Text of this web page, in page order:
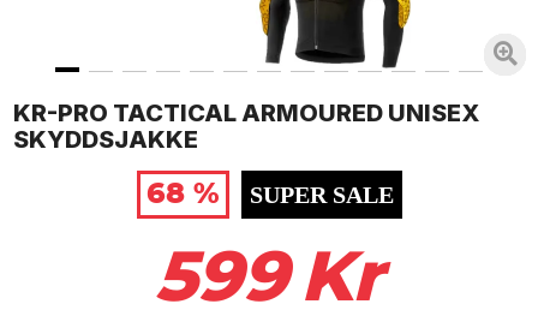
KR-PRO TACTICAL ARMOURED UNISEX
SKYDDSJAKKE
68 %
SUPER SALE
599 Kr